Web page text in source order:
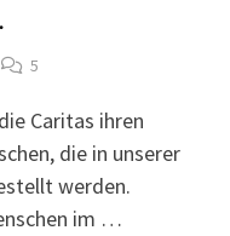
5
Caritas ihren
die in unserer
werden.
im …